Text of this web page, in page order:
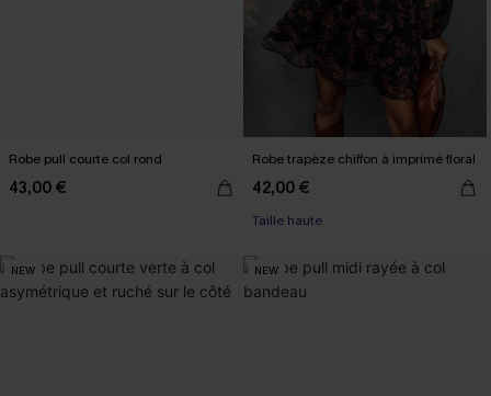
Robe pull courte col rond
43,00 €
Robe trapèze chiffon à imprimé floral
42,00 €
Taille haute
NEW NEW